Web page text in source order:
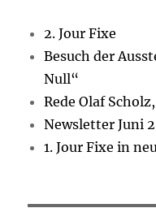
2. Jour Fixe
Besuch der
Null“
Rede Olaf
Newsletter Juni
1. Jour Fixe in